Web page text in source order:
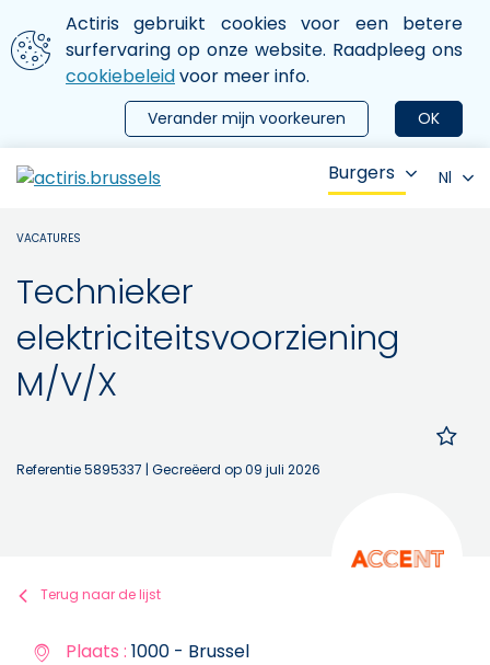
Aller au contenu principal
We gebruiken cookies
Actiris gebruikt cookies voor een betere
surfervaring op onze website. Raadpleeg ons
cookiebeleidvoor meer info.
OK
Verander mijn voorkeuren
le menu
Burgers Nl
VACATURES
Technieker
elektriciteitsvoorziening
M/V/X
Referentie 5895337 | Gecreëerd op 09 juli 2026
Terug naar de lijst
Plaats : 1000 - Brussel